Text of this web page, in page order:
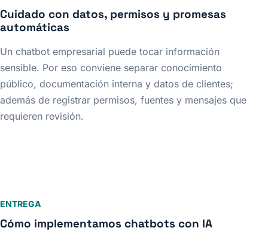
Cuidado con datos, permisos y promesas
automáticas
Un chatbot empresarial puede tocar información
sensible. Por eso conviene separar conocimiento
público, documentación interna y datos de clientes;
además de registrar permisos, fuentes y mensajes que
requieren revisión.
ENTREGA
Cómo implementamos chatbots con IA